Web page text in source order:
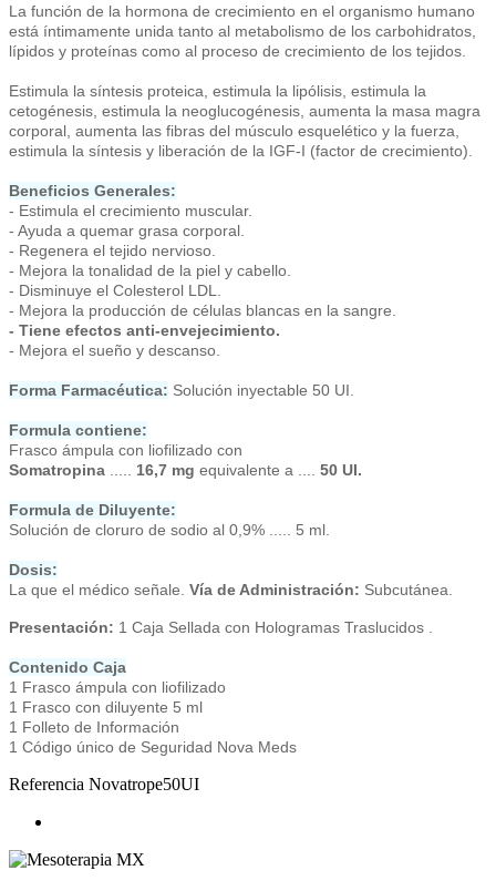
La función de la hormona de crecimiento en el organismo humano
está íntimamente unida tanto al metabolismo de los carbohidratos,
lípidos y proteínas como al proceso de crecimiento de los tejidos.
Estimula la síntesis proteica, estimula la lipólisis, estimula la
cetogénesis, estimula la neoglucogénesis, aumenta la masa magra
corporal, aumenta las fibras del músculo esquelético y la fuerza,
estimula la síntesis y liberación de la IGF-I (factor de crecimiento).
Beneficios Generales:
- Estimula el crecimiento muscular.
- Ayuda a quemar grasa corporal.
- Regenera el tejido nervioso.
- Mejora la tonalidad de la piel y cabello.
- Disminuye el Colesterol LDL.
- Mejora la producción de células blancas en la sangre.
- Tiene efectos anti-envejecimiento.
- Mejora el sueño y descanso.
Forma Farmacéutica: Solución inyectable 50 UI.
Formula contiene:
Frasco ámpula con liofilizado con
Somatropina
16,7 mg equivalente a .... 50 UI.
Formula de Diluyente:
Solución de cloruro de sodio al 0,9% ..... 5 ml.
Dosis:
La que el médico señale. Vía de Administración: Subcutánea.
Presentación: 1 Caja Sellada con Hologramas Traslucidos .
Contenido Caja
1 Frasco ámpula con liofilizado
1 Frasco con diluyente 5 ml
1 Folleto de Información
1 Código único de Seguridad Nova Meds
Referencia Novatrope50UI